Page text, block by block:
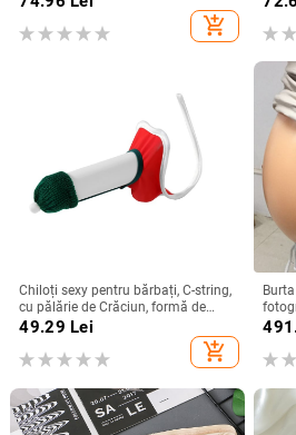
add_shopping_cart
Chiloți sexy pentru bărbați, C-string,
cu pălărie de Crăciun, formă de
inimă
49.29 Lei
add_shopping_cart